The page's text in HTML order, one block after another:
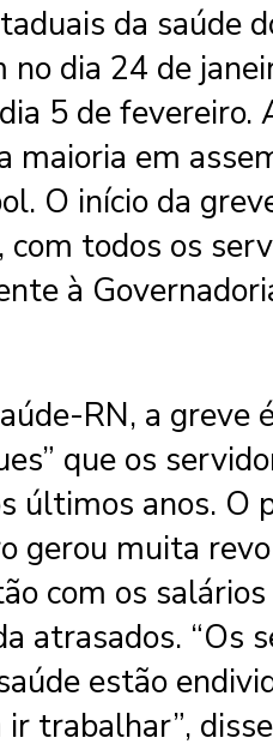
da saúde
dia 24 de
5 de fevereiro.
maioria em
O início da
com todos os
à
RN, a greve
que os
últimos anos. O
gerou muita
com os
atrasados. “Os
estão
trabalhar”,